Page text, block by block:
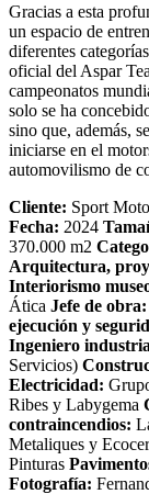
Gracias a esta
un espacio de
diferentes
oficial del Aspar
campeonatos
solo se ha
sino que, además,
iniciarse en el
automovilismo de
Cliente: Sport
Fecha: 2024
370.000 m2
Arquitectura,
Interiorismo
Ática Jefe de obra:
ejecución y
Ingeniero
Servicios)
Electricidad:
Ribes y Labygema
contraincendios:
Metaliques y
Pinturas
Fotografía: